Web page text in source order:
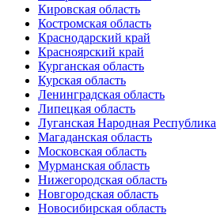
Кировская область
Костромская область
Краснодарский край
Красноярский край
Курганская область
Курская область
Ленинградская область
Липецкая область
Луганская Народная Республика
Магаданская область
Московская область
Мурманская область
Нижегородская область
Новгородская область
Новосибирская область